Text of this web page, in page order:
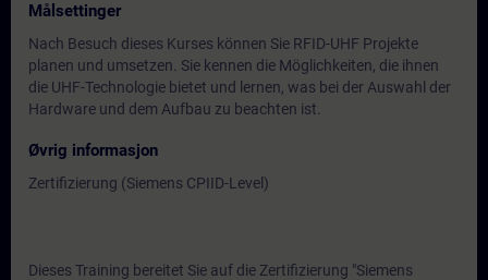
Målsettinger
Nach Besuch dieses Kurses können Sie RFID-UHF Projekte
planen und umsetzen. Sie kennen die Möglichkeiten, die ihnen
die UHF-Technologie bietet und lernen, was bei der Auswahl der
Hardware und dem Aufbau zu beachten ist.
Øvrig informasjon
Zertifizierung (Siemens CPIID-Level)
Dieses Training bereitet Sie auf die Zertifizierung "Siemens